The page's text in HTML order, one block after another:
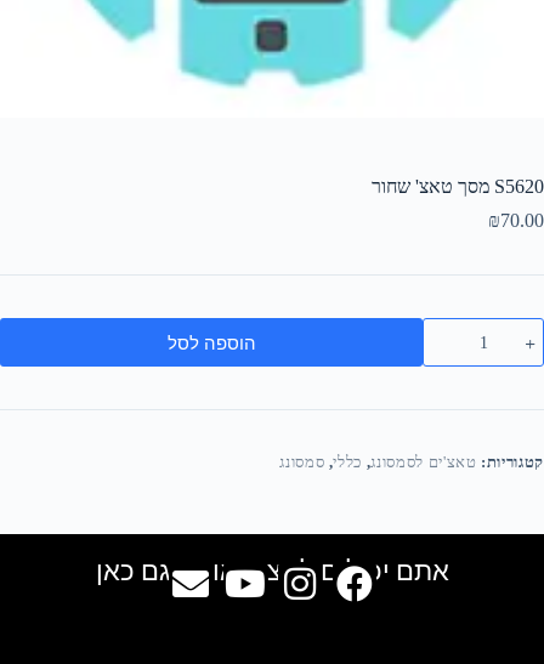
S5620 מסך טאצ' שחור
₪70.00
הוספה לסל
קטגוריות: טאצ'ים לסמסונג, כללי, סמסונג
אתם יכולים למצוא אותנו גם כאן